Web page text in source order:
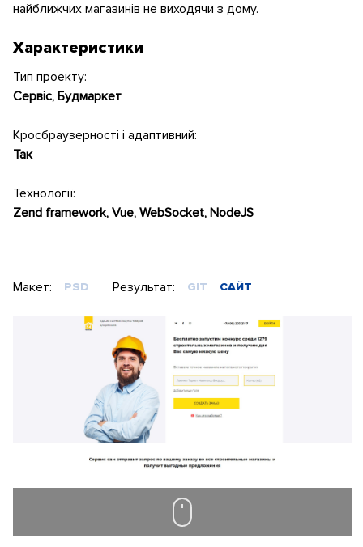
Макет: PSD Результат: GIT САЙТ
найближчих магазинів не виходячи з дому.
Характеристики
Тип проекту:
Сервіс, Будмаркет
Кросбраузерності і адаптивний:
Так
Технології:
Zend framework, Vue, WebSocket, NodeJS